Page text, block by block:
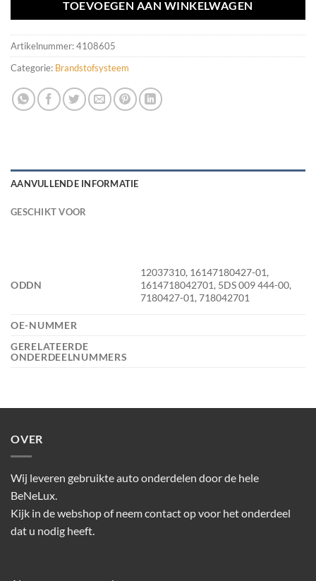
TOEVOEGEN AAN WINKELWAGEN
Artikelnummer:4108605
Categorie: Brandstofsysteem
AANVULLENDE INFORMATIE
GESCHIKT VOOR
ODDN
12037310, 16147180427-01,
1614718042701, 5DS 009 444-00,
7180427-01, 718042701
OE-NUMMER
GERELATEERDE
ONDERDEELNUMMERS
OVER
Wij leveren gebruikte auto onderdelen door de hele
BeNeLux.
Kijk in de webshop of neem contact op voor het onderdeel
dat u nodig heeft.